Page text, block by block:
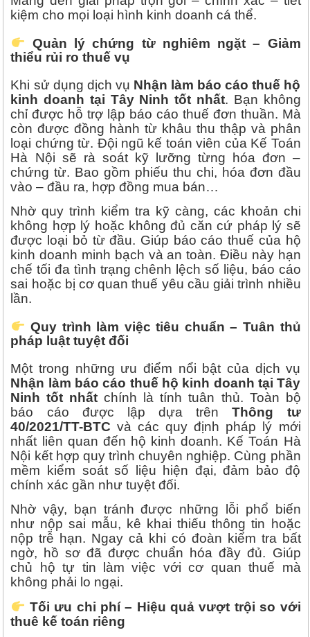
kiệm cho mọi loại hình kinh doanh cá thể.
Quản lý chứng từ nghiêm ngặt – Giảm
thiểu rủi ro thuế vụ
Khi sử dụng dịch vụ Nhận làm báo cáo thuế hộ
kinh doanh tại Tây Ninh tốt nhất. Bạn không
chỉ được hỗ trợ lập báo cáo thuế đơn thuần. Mà
còn được đồng hành từ khâu thu thập và phân
loại chứng từ. Đội ngũ kế toán viên của Kế Toán
Hà Nội sẽ rà soát kỹ lưỡng từng hóa đơn –
chứng từ. Bao gồm phiếu thu chi, hóa đơn đầu
vào – đầu ra, hợp đồng mua bán…
Nhờ quy trình kiểm tra kỹ càng, các khoản chi
không hợp lý hoặc không đủ căn cứ pháp lý sẽ
được loại bỏ từ đầu. Giúp báo cáo thuế của hộ
kinh doanh minh bạch và an toàn. Điều này hạn
chế tối đa tình trạng chênh lệch số liệu, báo cáo
sai hoặc bị cơ quan thuế yêu cầu giải trình nhiều
lần.
Quy trình làm việc tiêu chuẩn – Tuân thủ
pháp luật tuyệt đối
Một trong những ưu điểm nổi bật của dịch vụ
Nhận làm báo cáo thuế hộ kinh doanh tại Tây
Ninh tốt nhất chính là tính tuân thủ. Toàn bộ
báo cáo được lập dựa trênThông tư
40/2021/TT-BTC và các quy định pháp lý mới
nhất liên quan đến hộ kinh doanh. Kế Toán Hà
Nội kết hợp quy trình chuyên nghiệp. Cùng phần
mềm kiểm soát số liệu hiện đại, đảm bảo độ
chính xác gần như tuyệt đối.
Nhờ vậy, bạn tránh được những lỗi phổ biến
như nộp sai mẫu, kê khai thiếu thông tin hoặc
nộp trễ hạn. Ngay cả khi có đoàn kiểm tra bất
ngờ, hồ sơ đã được chuẩn hóa đầy đủ. Giúp
chủ hộ tự tin làm việc với cơ quan thuế mà
không phải lo ngại.
Tối ưu chi phí – Hiệu quả vượt trội so với
thuê kế toán riêng